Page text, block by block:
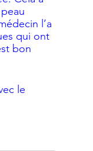
l’a
qui ont
bon
le